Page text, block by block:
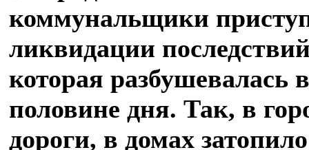
коммунальщики
ликвидации
которая разбушевалась
половине дня. Так, в
дороги, в домах